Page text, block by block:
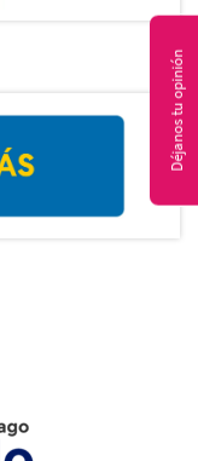
Déjanos tu opinión